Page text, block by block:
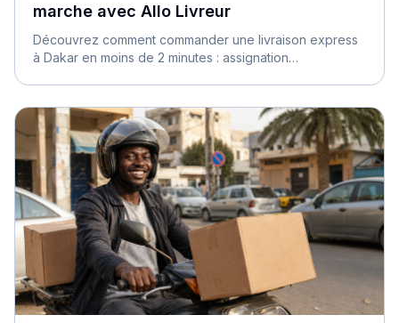
marche avec Allo Livreur
Découvrez comment commander une livraison express
à Dakar en moins de 2 minutes : assignation